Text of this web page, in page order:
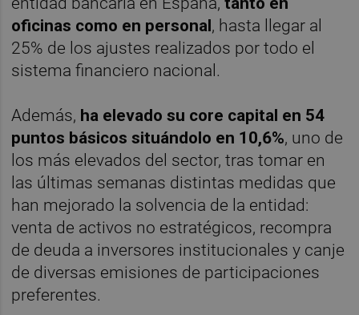
oficinas como en personal, hasta llegar al
25% de los ajustes realizados por todo el
sistema financiero nacional.
Además, ha elevado su core capital en 54
puntos básicos situándolo en 10,6%, uno de
los más elevados del sector, tras tomar en
las últimas semanas distintas medidas que
han mejorado la solvencia de la entidad:
venta de activos no estratégicos, recompra
de deuda a inversores institucionales y canje
de diversas emisiones de participaciones
preferentes.